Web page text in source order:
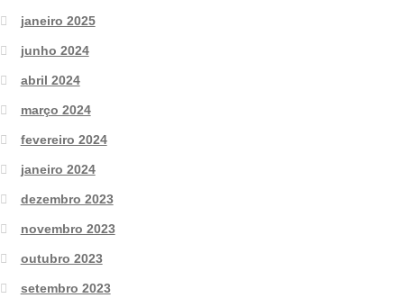
janeiro 2025
junho 2024
abril 2024
março 2024
fevereiro 2024
janeiro 2024
dezembro 2023
novembro 2023
outubro 2023
setembro 2023